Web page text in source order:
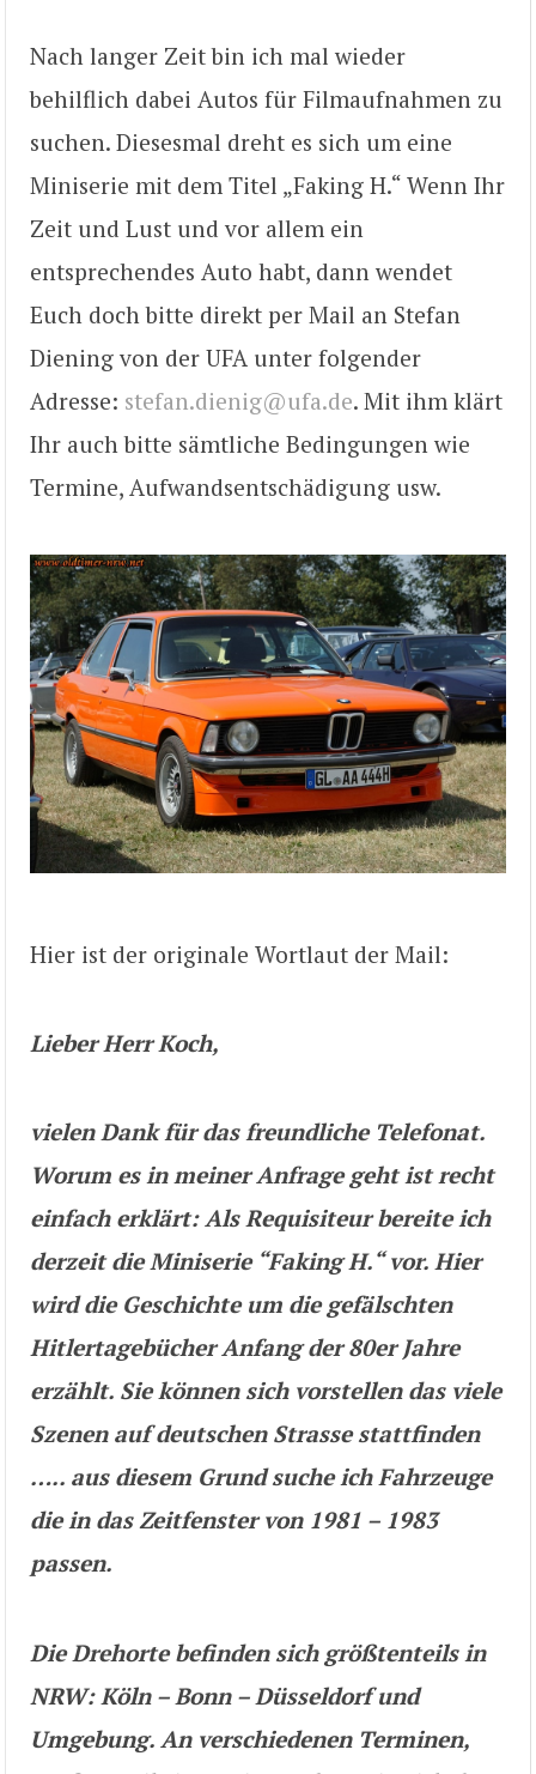
Nach langer Zeit bin ich mal wieder
behilflich dabei Autos für Filmaufnahmen zu
suchen. Diesesmal dreht es sich um eine
Miniserie mit dem Titel „Faking H.“ Wenn Ihr
Zeit und Lust und vor allem ein
entsprechendes Auto habt, dann wendet
Euch doch bitte direkt per Mail an Stefan
Diening von der UFA unter folgender
Adresse: stefan.dienig@ufa.de. Mit ihm klärt
Ihr auch bitte sämtliche Bedingungen wie
Termine, Aufwandsentschädigung usw.
Hier ist der originale Wortlaut der Mail:
Lieber Herr Koch,
vielen Dank für das freundliche Telefonat.
Worum es in meiner Anfrage geht ist recht
einfach erklärt: Als Requisiteur bereite ich
derzeit die Miniserie “Faking H.“ vor. Hier
wird die Geschichte um die gefälschten
Hitlertagebücher Anfang der 80er Jahre
erzählt. Sie können sich vorstellen das viele
Szenen auf deutschen Strasse stattfinden
….. aus diesem Grund suche ich Fahrzeuge
die in das Zeitfenster von 1981 – 1983
passen.
Die Drehorte befinden sich größtenteils in
NRW: Köln – Bonn – Düsseldorf und
Umgebung. An verschiedenen Terminen,